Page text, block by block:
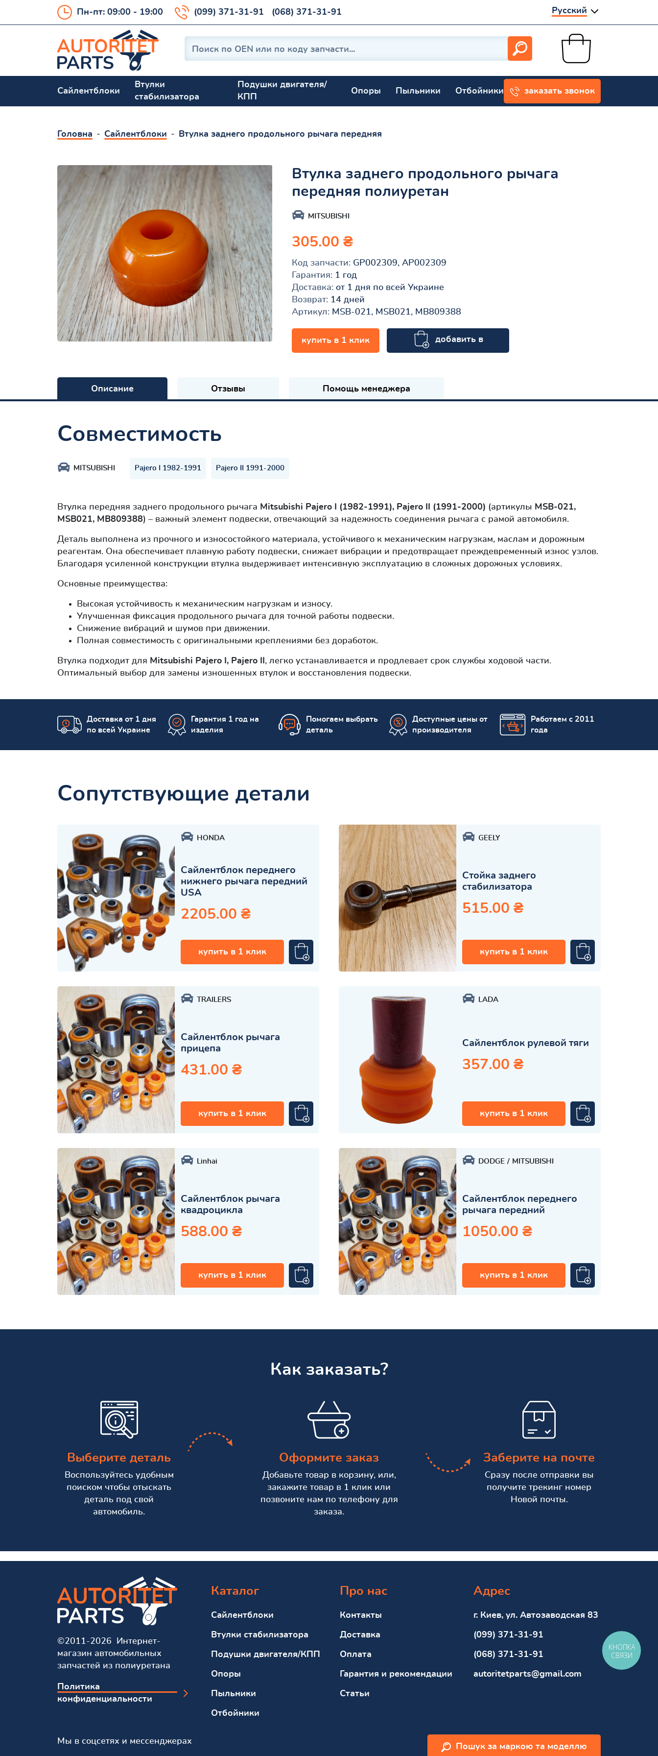
Пн-пт: 09:00 - 19:00 (099) 371-31-91 (068) 371-31-91 Русский
Сайлентблоки
Втулки
стабилизатора
Подушки двигателя/
КПП
Опоры Пыльники Отбойники заказать звонок
Головна Сайлентблоки Втулка заднего продольного рычага передняя
Втулка заднего продольного рычага
передняя полиуретан
MITSUBISHI
305.00 ₴
Код запчасти: GP002309, AP002309
Гарантия: 1 год
Доставка: от 1 дня по всей Украине
Возврат: 14 дней
Артикул: MSB-021, MSB021, MB809388
купить в 1 клик
добавить в
корзину
Описание Отзывы Помощь менеджера
Совместимость
MITSUBISHI Pajero I 1982-1991 Pajero II 1991-2000
Втулка передняя заднего продольного рычага Mitsubishi Pajero I (1982-1991), Pajero II (1991-2000) (артикулы MSB-021,
MSB021, MB809388) – важный элемент подвески, отвечающий за надежность соединения рычага с рамой автомобиля.
Деталь выполнена из прочного и износостойкого материала, устойчивого к механическим нагрузкам, маслам и дорожным
реагентам. Она обеспечивает плавную работу подвески, снижает вибрации и предотвращает преждевременный износ узлов.
Благодаря усиленной конструкции втулка выдерживает интенсивную эксплуатацию в сложных дорожных условиях.
Основные преимущества:
Высокая устойчивость к механическим нагрузкам и износу.
Улучшенная фиксация продольного рычага для точной работы подвески.
Снижение вибраций и шумов при движении.
Полная совместимость с оригинальными креплениями без доработок.
Втулка подходит для Mitsubishi Pajero I, Pajero II, легко устанавливается и продлевает срок службы ходовой части.
Оптимальный выбор для замены изношенных втулок и восстановления подвески.
Доставка от 1 дня
по всей Украине
Гарантия 1 год на
изделия
Помогаем выбрать
деталь
Доступные цены от
производителя
Работаем с 2011
года
Сопутствующие детали
HONDA
Сайлентблок переднего
нижнего рычага передний
USA
2205.00 ₴
купить в 1 клик
GEELY
Стойка заднего
стабилизатора
515.00 ₴
купить в 1 клик
TRAILERS
Сайлентблок рычага
прицепа
431.00 ₴
купить в 1 клик
LADA
Сайлентблок рулевой тяги
357.00 ₴
купить в 1 клик
Linhai
Сайлентблок рычага
квадроцикла
588.00 ₴
купить в 1 клик
DODGE MITSUBISHI
Сайлентблок переднего
рычага передний
1050.00 ₴
купить в 1 клик
Как заказать?
Выберите деталь
Воспользуйтесь удобным
поиском чтобы отыскать
деталь под свой
автомобиль.
Оформите заказ
Добавьте товар в корзину, или,
закажите товар в 1 клик или
позвоните нам по телефону для
заказа.
Заберите на почте
Сразу после отправки вы
получите трекинг номер
Новой почты.
©2011-2026 Интернет-
магазин автомобильных
запчастей из полиуретана
Политика
конфиденциальности
Каталог
Сайлентблоки
Втулки стабилизатора
Подушки двигателя/КПП
Опоры
Пыльники
Отбойники
Про нас
Контакты
Доставка
Оплата
Гарантия и рекомендации
Статьи
Адрес
г. Киев, ул. Автозаводская 83
(099) 371-31-91
(068) 371-31-91
autoritetparts@gmail.com
Мы в соцсетях и мессенджерах
Пошук за маркою та моделлю
КНОПКА
СВЯЗИ